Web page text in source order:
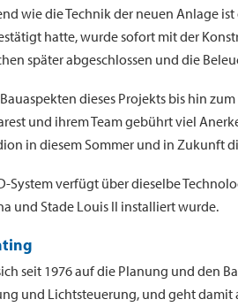
wie die Technik der neuen Anlage
hatte, wurde sofort mit der
später abgeschlossen und die
dieses Projekts bis hin
und ihrem Team gebührt viel
in diesem Sommer und in Zukunft
System verfügt über dieselbe
und Stade Louis II installiert wurde.
seit 1976 auf die Planung und den
und Lichtsteuerung, und geht damit